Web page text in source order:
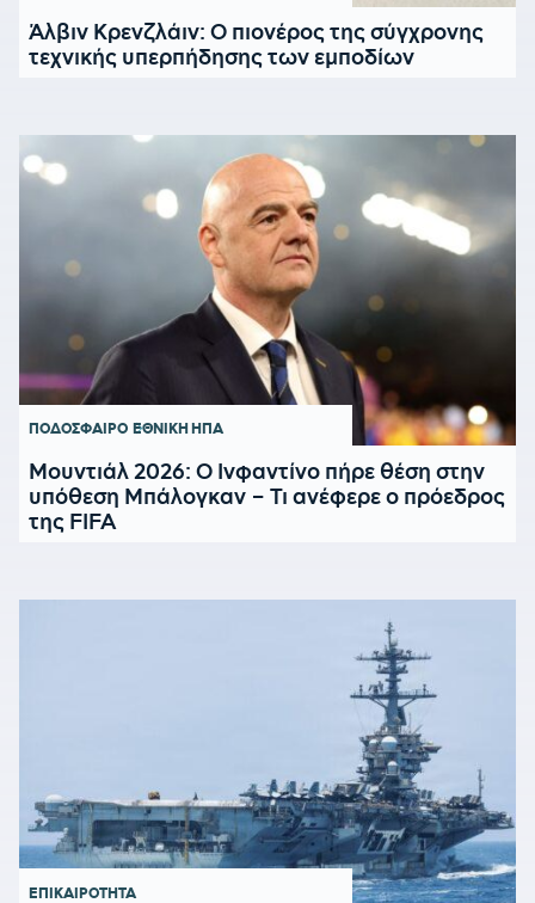
Άλβιν Κρενζλάιν: Ο πιονέρος της σύγχρονης
τεχνικής υπερπήδησης των εμποδίων
ΠΟΔΟΣΦΑΙΡΟ ΕΘΝΙΚΗ ΗΠΑ
Μουντιάλ 2026: Ο Ινφαντίνο πήρε θέση στην
υπόθεση Μπάλογκαν – Τι ανέφερε ο πρόεδρος
της FIFA
ΕΠΙΚΑΙΡΟΤΗΤΑ